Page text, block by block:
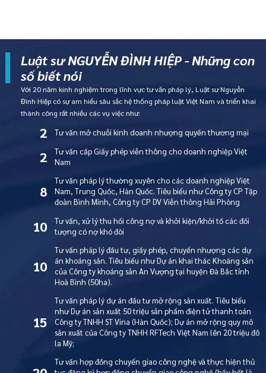
Luật sư NGUYỄN ĐÌNH HIỆP - Những con
số biết nói
Với 20 năm kinh nghiệm trong lĩnh vực tư vấn pháp lý, Luật sư Nguyễn
Đình Hiệp có sự am hiểu sâu sắc hệ thống pháp luật Việt Nam và triển khai
thành công rất nhiều các vụ việc như:
2 Tư vấn mở chuỗi kinh doanh nhượng quyền thương mại
2
Tư vấn cấp Giấy phép viễn thông cho doanh nghiệp Việt
Nam
8
Tư vấn pháp lý thường xuyên cho các doanh nghiệp Việt
Nam, Trung Quốc, Hàn Quốc. Tiêu biểu như Công ty CP Tập
đoàn Bình Minh, Công ty CP DV Viễn thông Hải Phòng
10
Tư vấn, xử lý thu hồi công nợ và khởi kiện/khởi tố các đối
tượng có nợ khó đòi
10
Tư vấn pháp lý đầu tư, giấy phép, chuyển nhượng các dự
án khoáng sản. Tiêu biểu như Dự án khai thác Khoáng sản
của Công ty khoáng sản An Vượng tại huyện Đà Bắc tỉnh
Hoà Bình (50ha).
15
Tư vấn pháp lý dự án đầu tư mở rộng sản xuất. Tiêu biểu
như Dự án sản xuất 50 triệu sản phẩm điện tử thanh toán
Công ty TNHH ST Vina (Hàn Quốc); Dự án mở rộng quy mô
sản xuất của Công ty TNHH RFTech Việt Nam lên 20 triệu đô
la Mỹ;
Tư vấn hợp đồng chuyển giao công nghệ và thực hiện thủ